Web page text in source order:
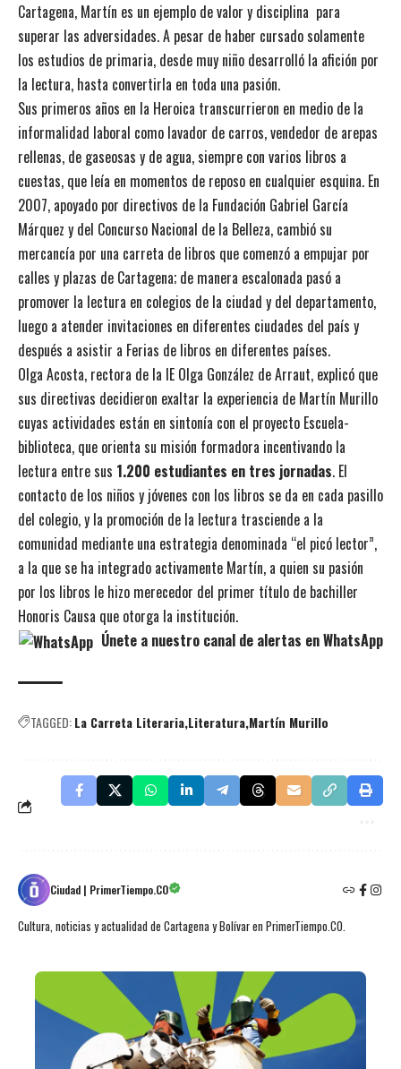
Cartagena, Martín es un ejemplo de valor y disciplina para
superar las adversidades. A pesar de haber cursado solamente
los estudios de primaria, desde muy niño desarrolló la afición por
la lectura, hasta convertirla en toda una pasión.
Sus primeros años en la Heroica transcurrieron en medio de la
informalidad laboral como lavador de carros, vendedor de arepas
rellenas, de gaseosas y de agua, siempre con varios libros a
cuestas, que leía en momentos de reposo en cualquier esquina. En
2007, apoyado por directivos de la Fundación Gabriel García
Márquez y del Concurso Nacional de la Belleza, cambió su
mercancía por una carreta de libros que comenzó a empujar por
calles y plazas de Cartagena; de manera escalonada pasó a
promover la lectura en colegios de la ciudad y del departamento,
luego a atender invitaciones en diferentes ciudades del país y
después a asistir a Ferias de libros en diferentes países.
Olga Acosta, rectora de la IE Olga González de Arraut, explicó que
sus directivas decidieron exaltar la experiencia de Martín Murillo
cuyas actividades están en sintonía con el proyecto Escuela-
biblioteca, que orienta su misión formadora incentivando la
lectura entre sus 1.200 estudiantes en tres jornadas. El
contacto de los niños y jóvenes con los libros se da en cada pasillo
del colegio, y la promoción de la lectura trasciende a la
comunidad mediante una estrategia denominada “el picó lector”,
a la que se ha integrado activamente Martín, a quien su pasión
por los libros le hizo merecedor del primer título de bachiller
Honoris Causa que otorga la institución.
Únete a nuestro canal de alertas en WhatsApp
TAGGED:La Carreta Literaria Literatura Martín Murillo
Ciudad | PrimerTiempo.CO
Cultura, noticias y actualidad de Cartagena y Bolívar en PrimerTiempo.CO.